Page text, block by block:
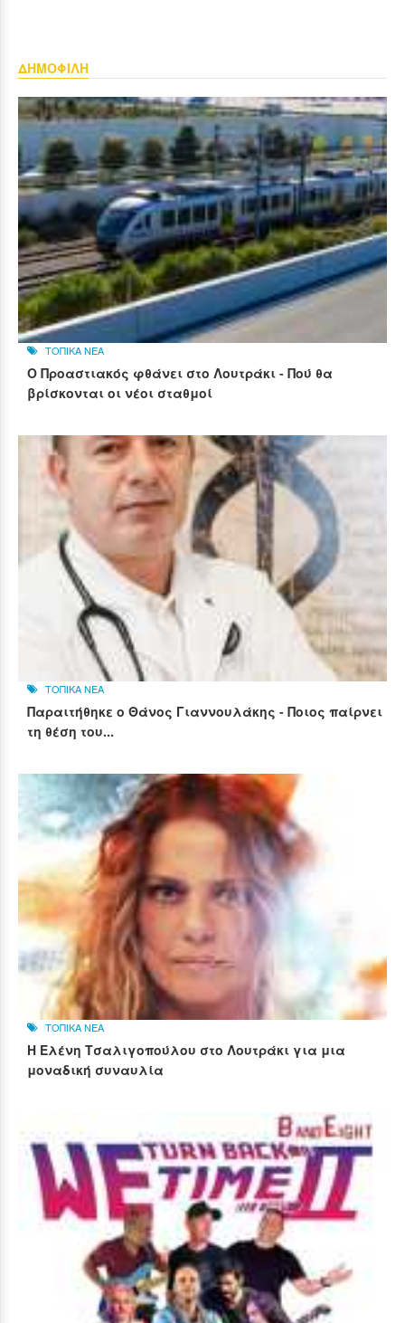
ΔΗΜΟΦΙΛΗ
ΤΟΠΙΚΑ ΝΕΑ
Ο Προαστιακός φθάνει στο Λουτράκι - Πού θα
βρίσκονται οι νέοι σταθμοί
ΤΟΠΙΚΑ ΝΕΑ
Παραιτήθηκε ο Θάνος Γιαννουλάκης - Ποιος παίρνει
τη θέση του...
ΤΟΠΙΚΑ ΝΕΑ
Η Ελένη Τσαλιγοπούλου στο Λουτράκι για μια
μοναδική συναυλία